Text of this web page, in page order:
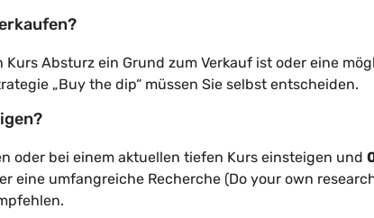
Absturz ein Grund zum Verkauf ist oder eine
„Buy the dip“ müssen Sie selbst entscheiden.
oder bei einem aktuellen tiefen Kurs einsteigen und
eine umfangreiche Recherche (Do your own